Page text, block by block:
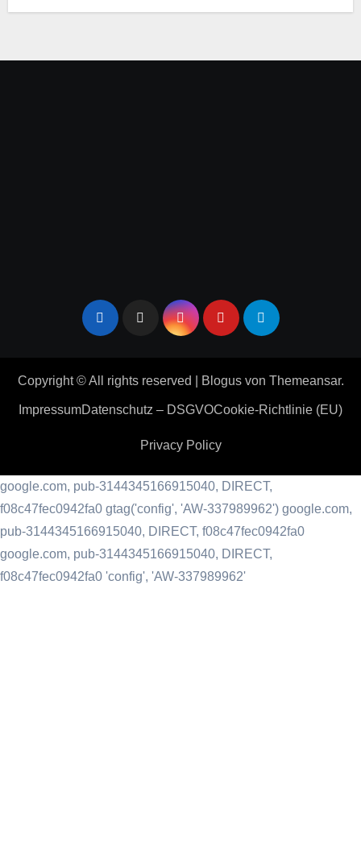
Copyright © All rights reserved Blogusvon Themeansar.
ImpressumDatenschutz – DSGVOCookie-Richtlinie (EU)
Privacy Policy
google.com, pub-3144345166915040, DIRECT,
f08c47fec0942fa0 gtag('config', 'AW-337989962') google.com,
pub-3144345166915040, DIRECT, f08c47fec0942fa0
google.com, pub-3144345166915040, DIRECT,
f08c47fec0942fa0 'config', 'AW-337989962'